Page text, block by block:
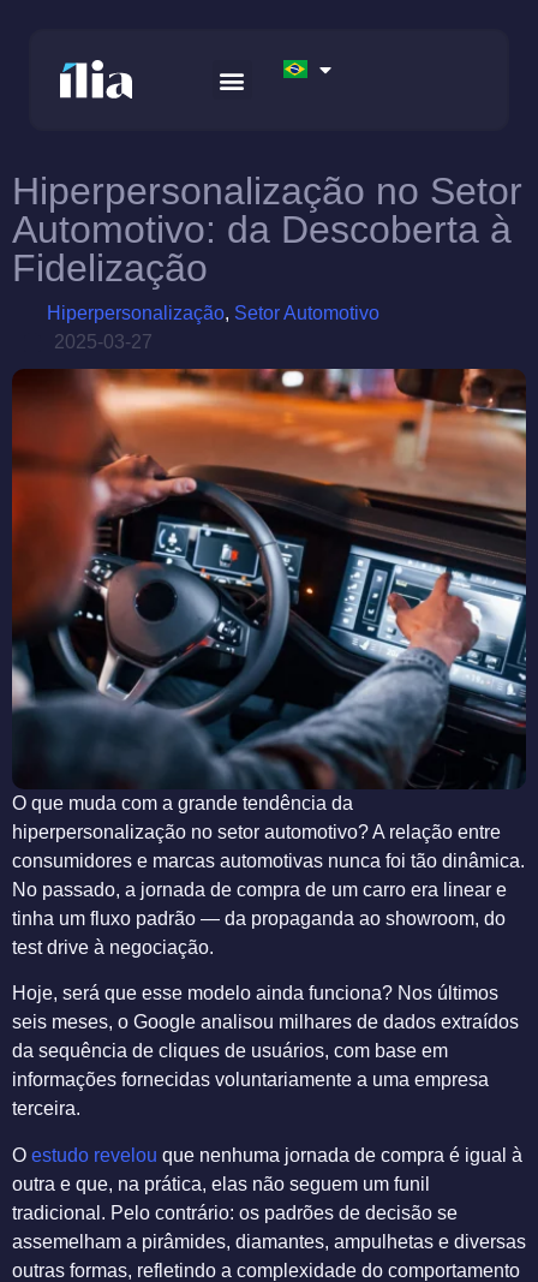
Hiperpersonalização no Setor
Automotivo: da Descoberta à
Fidelização
Hiperpersonalização, Setor Automotivo
2025-03-27
O que muda com a grande tendência da
hiperpersonalização no setor automotivo? A relação entre
consumidores e marcas automotivas nunca foi tão dinâmica.
No passado, a jornada de compra de um carro era linear e
tinha um fluxo padrão — da propaganda ao showroom, do
test drive à negociação.
Hoje, será que esse modelo ainda funciona? Nos últimos
seis meses, o Google analisou milhares de dados extraídos
da sequência de cliques de usuários, com base em
informações fornecidas voluntariamente a uma empresa
terceira.
O estudo revelou que nenhuma jornada de compra é igual à
outra e que, na prática, elas não seguem um funil
tradicional. Pelo contrário: os padrões de decisão se
assemelham a pirâmides, diamantes, ampulhetas e diversas
outras formas, refletindo a complexidade do comportamento